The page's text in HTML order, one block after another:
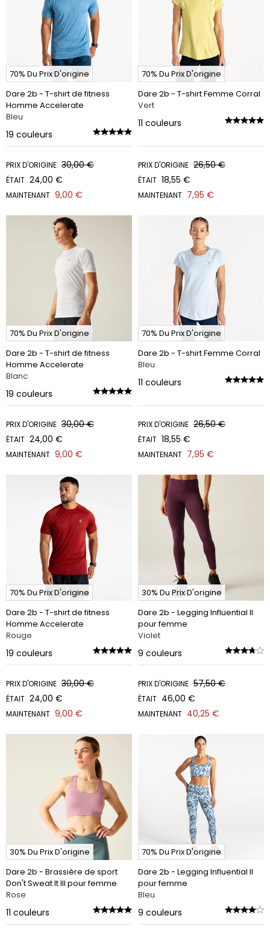
70% Du Prix D'origine
Dare 2b - T-shirt de fitness
Homme Accelerate
Bleu
19 couleurs
PRIX D'ORIGINE 30,00 €
ÉTAIT 24,00 €
MAINTENANT 9,00 €
70% Du Prix D'origine
Dare 2b - T-shirt Femme Corral
Vert
11 couleurs
PRIX D'ORIGINE 26,50 €
ÉTAIT 18,55 €
MAINTENANT 7,95 €
70% Du Prix D'origine
Dare 2b - T-shirt de fitness
Homme Accelerate
Blanc
19 couleurs
PRIX D'ORIGINE 30,00 €
ÉTAIT 24,00 €
MAINTENANT 9,00 €
70% Du Prix D'origine
Dare 2b - T-shirt Femme Corral
Bleu
11 couleurs
PRIX D'ORIGINE 26,50 €
ÉTAIT 18,55 €
MAINTENANT 7,95 €
70% Du Prix D'origine
Dare 2b - T-shirt de fitness
Homme Accelerate
Rouge
19 couleurs
PRIX D'ORIGINE 30,00 €
ÉTAIT 24,00 €
MAINTENANT 9,00 €
30% Du Prix D'origine
Dare 2b - Legging Influential II
pour femme
Violet
9 couleurs
PRIX D'ORIGINE 57,50 €
ÉTAIT 46,00 €
MAINTENANT 40,25 €
30% Du Prix D'origine
Dare 2b - Brassière de sport
Don't Sweat It III pour femme
Rose
11 couleurs
70% Du Prix D'origine
Dare 2b - Legging Influential II
pour femme
Bleu
9 couleurs